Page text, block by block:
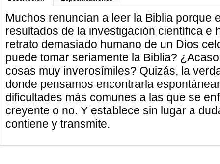
Muchos renuncian a leer la Biblia porque
resultados de la investigación científica e
retrato demasiado humano de un Dios
puede tomar seriamente la Biblia?
cosas muy inverosímiles? Quizás, la
donde pensamos encontrarla
dificultades más comunes a las que se
creyente o no. Y establece sin lugar a
contiene y transmite.